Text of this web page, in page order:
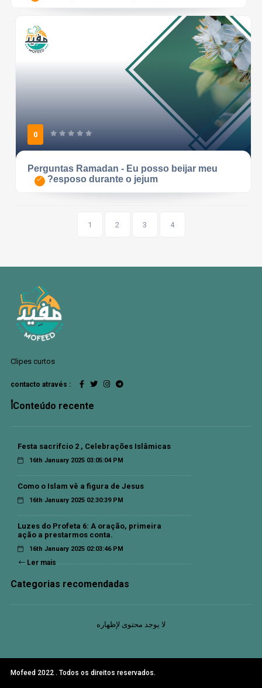
0
Perguntas Ramadan - Eu posso beijar meu
esposo durante o jejum?
1 2 3 4
Clipes curtos
contacto através :
أConteúdo recente
Festa sacrifcio 2 , Celebrações Islâmicas
16th January 2025 03:05:04 PM
Como o Islam vê a figura de Jesus
16th January 2025 02:30:39 PM
Luzes do Profeta 6: A oração, primeira
ação a prestarmos conta.
16th January 2025 02:03:46 PM
Ler mais
Categorias recomendadas
لا يوجد محتوى لإظهاره
Mofeed 2022 . Todos os direitos reservados.